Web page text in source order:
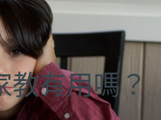
教有用嗎？